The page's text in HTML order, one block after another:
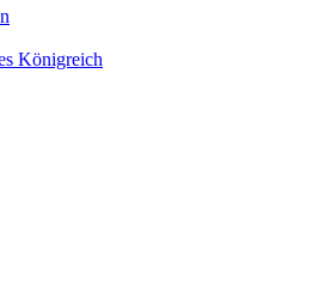
Königreich